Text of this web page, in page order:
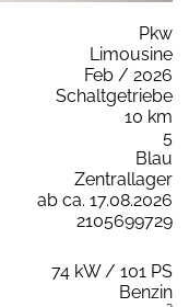
Pkw
Limousine
Feb / 2026
Schaltgetriebe
10 km
5
Blau
Zentrallager
ab ca. 17.08.2026
2105699729
74 kW / 101 PS
Benzin